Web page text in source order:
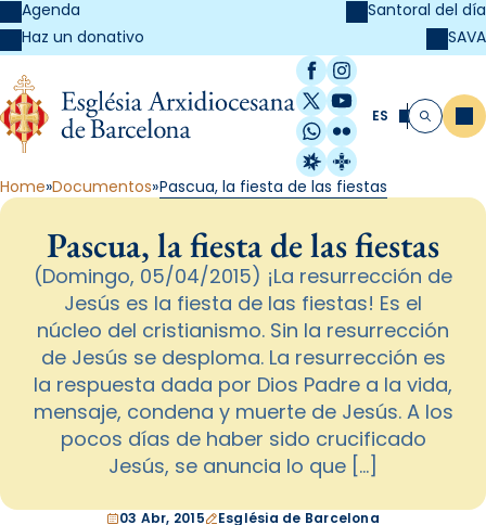
Agenda
Haz un donativo
Santoral del día
SAVA
Facebook
Instagram
X / Twitter
YouTube
WhatsApp
Flickr
Radio Estel
Catalunya
ES Buscar
Home Documentos Pascua, la fiesta de las fiestas
Pascua, la fiesta de las fiestas
(Domingo, 05/04/2015) ¡La resurrección de
Jesús es la fiesta de las fiestas! Es el
núcleo del cristianismo. Sin la resurrección
de Jesús se desploma. La resurrección es
la respuesta dada por Dios Padre a la vida,
mensaje, condena y muerte de Jesús. A los
pocos días de haber sido crucificado
Jesús, se anuncia lo que […]
03 Abr, 2015 Església de Barcelona